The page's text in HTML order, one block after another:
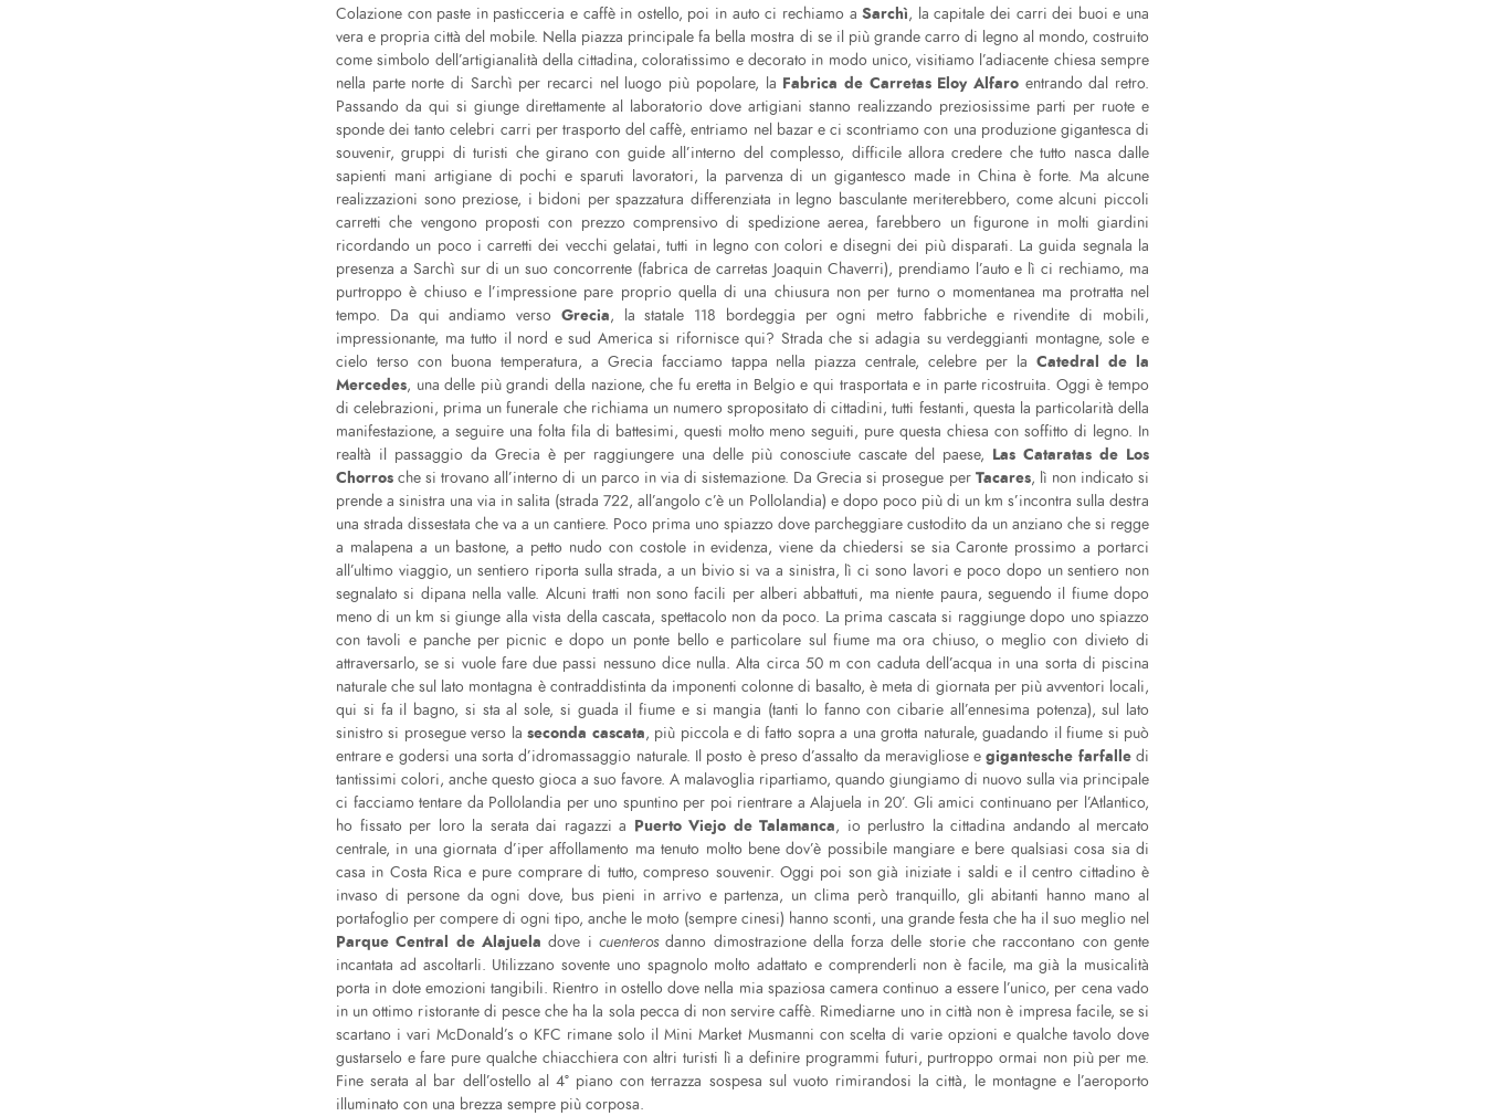
Colazione con paste in pasticceria e caffè in ostello, poi in auto ci rechiamo aSarchì, la capitale dei carri dei buoi e una
vera e propria città del mobile. Nella piazza principale fa bella mostra di se il più grande carro di legno al mondo, costruito
come simbolo dell’artigianalità della cittadina, coloratissimo e decorato in modo unico, visitiamo l’adiacente chiesa sempre
nella parte norte di Sarchì per recarci nel luogo più popolare, la Fabrica de Carretas Eloy Alfaroentrando dal retro.
Passando da qui si giunge direttamente al laboratorio dove artigiani stanno realizzando preziosissime parti per ruote e
sponde dei tanto celebri carri per trasporto del caffè, entriamo nel bazar e ci scontriamo con una produzione gigantesca di
souvenir, gruppi di turisti che girano con guide all’interno del complesso, difficile allora credere che tutto nasca dalle
sapienti mani artigiane di pochi e sparuti lavoratori, la parvenza di un gigantesco made in China è forte. Ma alcune
realizzazioni sono preziose, i bidoni per spazzatura differenziata in legno basculante meriterebbero, come alcuni piccoli
carretti che vengono proposti con prezzo comprensivo di spedizione aerea, farebbero un figurone in molti giardini
ricordando un poco i carretti dei vecchi gelatai, tutti in legno con colori e disegni dei più disparati. La guida segnala la
presenza a Sarchì sur di un suo concorrente (fabrica de carretas Joaquin Chaverri), prendiamo l’auto e lì ci rechiamo, ma
purtroppo è chiuso e l’impressione pare proprio quella di una chiusura non per turno o momentanea ma protratta nel
tempo. Da qui andiamo verso Grecia, la statale 118 bordeggia per ogni metro fabbriche e rivendite di mobili,
impressionante, ma tutto il nord e sud America si rifornisce qui? Strada che si adagia su verdeggianti montagne, sole e
cielo terso con buona temperatura, a Grecia facciamo tappa nella piazza centrale, celebre per laCatedral de la
Mercedes, una delle più grandi della nazione, che fu eretta in Belgio e qui trasportata e in parte ricostruita. Oggi è tempo
di celebrazioni, prima un funerale che richiama un numero spropositato di cittadini, tutti festanti, questa la particolarità della
manifestazione, a seguire una folta fila di battesimi, questi molto meno seguiti, pure questa chiesa con soffitto di legno. In
realtà il passaggio da Grecia è per raggiungere una delle più conosciute cascate del paese, Las Cataratas de Los
Chorros che si trovano all’interno di un parco in via di sistemazione. Da Grecia si prosegue per Tacares, lì non indicato si
prende a sinistra una via in salita (strada 722, all’angolo c’è un Pollolandia) e dopo poco più di un km s’incontra sulla destra
una strada dissestata che va a un cantiere. Poco prima uno spiazzo dove parcheggiare custodito da un anziano che si regge
a malapena a un bastone, a petto nudo con costole in evidenza, viene da chiedersi se sia Caronte prossimo a portarci
all’ultimo viaggio, un sentiero riporta sulla strada, a un bivio si va a sinistra, lì ci sono lavori e poco dopo un sentiero non
segnalato si dipana nella valle. Alcuni tratti non sono facili per alberi abbattuti, ma niente paura, seguendo il fiume dopo
meno di un km si giunge alla vista della cascata, spettacolo non da poco. La prima cascata si raggiunge dopo uno spiazzo
con tavoli e panche per picnic e dopo un ponte bello e particolare sul fiume ma ora chiuso, o meglio con divieto di
attraversarlo, se si vuole fare due passi nessuno dice nulla. Alta circa 50 m con caduta dell’acqua in una sorta di piscina
naturale che sul lato montagna è contraddistinta da imponenti colonne di basalto, è meta di giornata per più avventori locali,
qui si fa il bagno, si sta al sole, si guada il fiume e si mangia (tanti lo fanno con cibarie all’ennesima potenza), sul lato
sinistro si prosegue verso laseconda cascata, più piccola e di fatto sopra a una grotta naturale, guadando il fiume si può
entrare e godersi una sorta d’idromassaggio naturale. Il posto è preso d’assalto da meravigliose egigantesche farfalledi
tantissimi colori, anche questo gioca a suo favore. A malavoglia ripartiamo, quando giungiamo di nuovo sulla via principale
ci facciamo tentare da Pollolandia per uno spuntino per poi rientrare a Alajuela in 20’. Gli amici continuano per l’Atlantico,
ho fissato per loro la serata dai ragazzi a Puerto Viejo de Talamanca, io perlustro la cittadina andando al mercato
centrale, in una giornata d’iper affollamento ma tenuto molto bene dov’è possibile mangiare e bere qualsiasi cosa sia di
casa in Costa Rica e pure comprare di tutto, compreso souvenir. Oggi poi son già iniziate i saldi e il centro cittadino è
invaso di persone da ogni dove, bus pieni in arrivo e partenza, un clima però tranquillo, gli abitanti hanno mano al
portafoglio per compere di ogni tipo, anche le moto (sempre cinesi) hanno sconti, una grande festa che ha il suo meglio nel
Parque Central de Alajueladove i cuenterosdanno dimostrazione della forza delle storie che raccontano con gente
incantata ad ascoltarli. Utilizzano sovente uno spagnolo molto adattato e comprenderli non è facile, ma già la musicalità
porta in dote emozioni tangibili. Rientro in ostello dove nella mia spaziosa camera continuo a essere l’unico, per cena vado
in un ottimo ristorante di pesce che ha la sola pecca di non servire caffè. Rimediarne uno in città non è impresa facile, se si
scartano i vari McDonald’s o KFC rimane solo il Mini Market Musmanni con scelta di varie opzioni e qualche tavolo dove
gustarselo e fare pure qualche chiacchiera con altri turisti lì a definire programmi futuri, purtroppo ormai non più per me.
Fine serata al bar dell’ostello al 4° piano con terrazza sospesa sul vuoto rimirandosi la città, le montagne e l’aeroporto
illuminato con una brezza sempre più corposa.